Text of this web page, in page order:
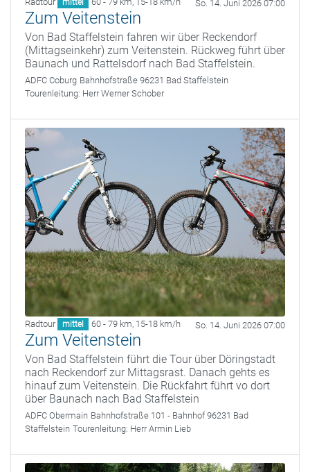
mittel So. 14. Juni 2026 07:00
Zum Veitenstein
Von Bad Staffelstein fahren wir über Reckendorf
(Mittagseinkehr) zum Veitenstein. Rückweg führt über
Baunach und Rattelsdorf nach Bad Staffelstein.
ADFC Coburg Bahnhofstraße 96231 Bad Staffelstein
Tourenleitung: Herr Werner Schober
Radtour mittel 60 - 79 km, 15-18 km/h So. 14. Juni 2026 07:00
Zum Veitenstein
Von Bad Staffelstein führt die Tour über Döringstadt
nach Reckendorf zur Mittagsrast. Danach gehts es
hinauf zum Veitenstein. Die Rückfahrt führt vo dort
über Baunach nach Bad Staffelstein
ADFC Obermain Bahnhofstraße 101 - Bahnhof 96231 Bad
Staffelstein Tourenleitung: Herr Armin Lieb